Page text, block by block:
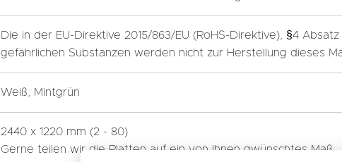
Die in der EU-Direktive 2015/863/EU (RoHS-Direktive), §4
gefährlichen Substanzen werden nicht zur Herstellung dieses
Weiß, Mintgrün
2440 x 1220 mm (2 - 80)
Gerne teilen wir die Platten auf ein von Ihnen gwünschtes Maß.